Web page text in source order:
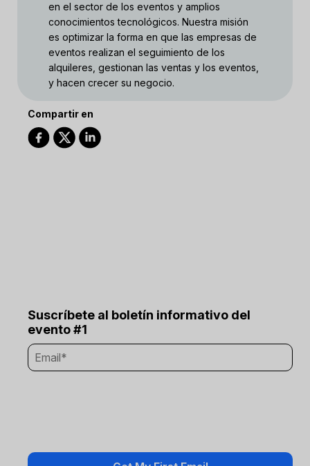
en el sector de los eventos y amplios
conocimientos tecnológicos. Nuestra misión
es optimizar la forma en que las empresas de
eventos realizan el seguimiento de los
alquileres, gestionan las ventas y los eventos,
y hacen crecer su negocio.
Compartir en
Suscríbete al boletín informativo del
evento #1